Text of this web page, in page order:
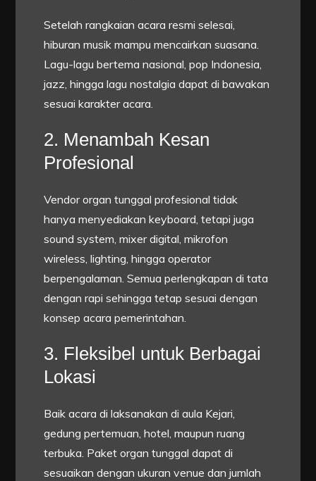
Setelah rangkaian acara resmi selesai,
hiburan musik mampu mencairkan suasana.
Lagu-lagu bertema nasional, pop Indonesia,
jazz, hingga lagu nostalgia dapat di bawakan
sesuai karakter acara.
2. Menambah Kesan
Profesional
Vendor organ tunggal profesional tidak
hanya menyediakan keyboard, tetapi juga
sound system, mixer digital, mikrofon
wireless, lighting, hingga operator
berpengalaman. Semua perlengkapan di tata
dengan rapi sehingga tetap sesuai dengan
konsep acara pemerintahan.
3. Fleksibel untuk Berbagai
Lokasi
Baik acara di laksanakan di aula Kejari,
gedung pertemuan, hotel, maupun ruang
terbuka. Paket organ tunggal dapat di
sesuaikan dengan ukuran venue dan jumlah